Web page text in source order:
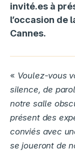
invité.es à
l’occasion de
Cannes.
« Voulez-vous
silence, de
notre salle
présent des
conviés avec
se joueront de